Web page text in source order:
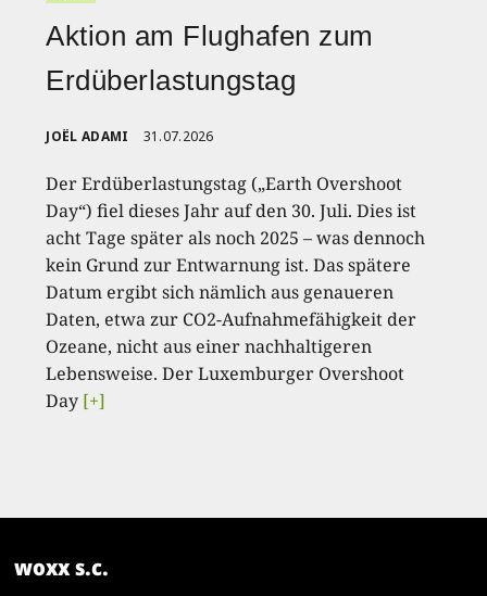
Aktion am Flughafen zum
Erdüberlastungstag
JOËL ADAMI 31.07.2026
Der Erdüberlastungstag („Earth Overshoot
Day“) fiel dieses Jahr auf den 30. Juli. Dies ist
acht Tage später als noch 2025 – was dennoch
kein Grund zur Entwarnung ist. Das spätere
Datum ergibt sich nämlich aus genaueren
Daten, etwa zur CO2-Aufnahmefähigkeit der
Ozeane, nicht aus einer nachhaltigeren
Lebensweise. Der Luxemburger Overshoot
Day [+]
woxx s.c.